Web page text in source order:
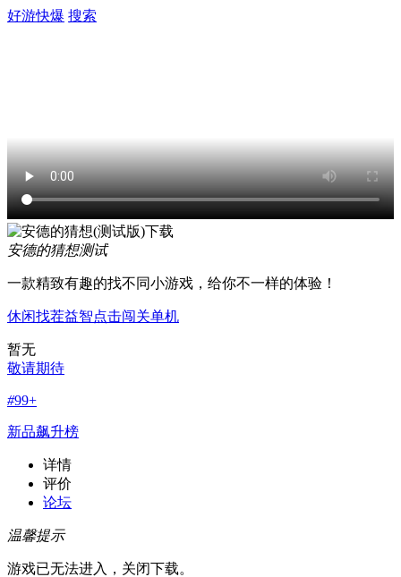
好游快爆 搜索
安德的猜想测试
一款精致有趣的找不同小游戏，给你不一样的体验！
休闲找茬益智点击闯关单机
暂无
敬请期待
#99+
新品飙升榜
详情
评价
论坛
温馨提示
游戏已无法进入，关闭下载。